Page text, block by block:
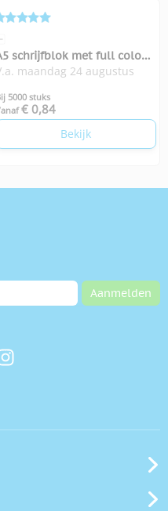
schrijfblok met full colour
maandag 24 augustus
5000 stuks
€ 0,84
Bekijk
Aanmelden